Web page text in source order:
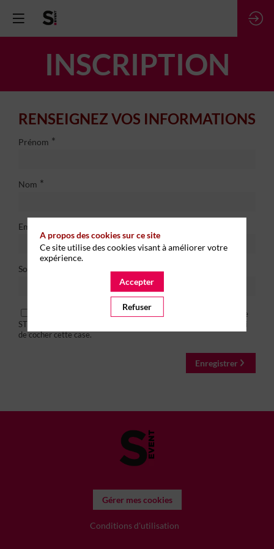
INSCRIPTION
RENSEIGNEZ VOS INFORMATIONS
Prénom *
Nom *
Email
Société
Si vous ne souhaitez pas recevoir les informations de la part de
STRATÉGIES EVENT ou celles émanant de ses partenaires, merci
de cocher cette case.
Enregistrer
Gérer mes cookies
Conditions d'utilisation
A propos des cookies sur ce site
Ce site utilise des cookies visant à améliorer votre
expérience.
Accepter
Refuser